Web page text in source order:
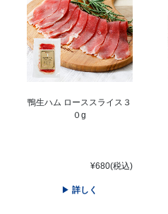
鴨生ハム ローススライス３
０g
¥680(税込)
詳しく